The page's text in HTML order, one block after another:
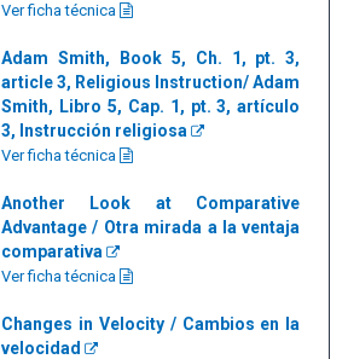
Ver ficha técnica
Adam Smith, Book 5, Ch. 1, pt. 3,
article 3, Religious Instruction/ Adam
Smith, Libro 5, Cap. 1, pt. 3, artículo
3, Instrucción religiosa
Ver ficha técnica
Another Look at Comparative
Advantage / Otra mirada a la ventaja
comparativa
Ver ficha técnica
Changes in Velocity / Cambios en la
velocidad